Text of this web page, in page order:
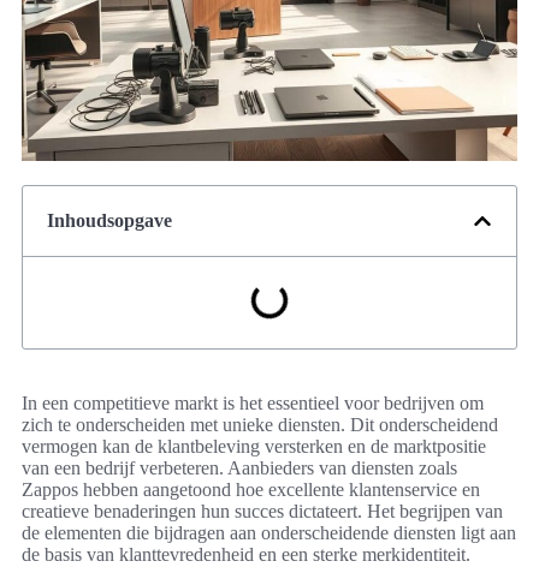
Inhoudsopgave
In een competitieve markt is het essentieel voor bedrijven om
zich te onderscheiden met unieke diensten. Dit onderscheidend
vermogen kan de klantbeleving versterken en de marktpositie
van een bedrijf verbeteren. Aanbieders van diensten zoals
Zappos hebben aangetoond hoe excellente klantenservice en
creatieve benaderingen hun succes dictateert. Het begrijpen van
de elementen die bijdragen aan onderscheidende diensten ligt aan
de basis van klanttevredenheid en een sterke merkidentiteit.